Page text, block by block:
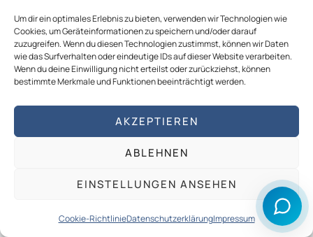
Um dir ein optimales Erlebnis zu bieten, verwenden wir Technologien wie
Cookies, um Geräteinformationen zu speichern und/oder darauf
zuzugreifen. Wenn du diesen Technologien zustimmst, können wir Daten
wie das Surfverhalten oder eindeutige IDs auf dieser Website verarbeiten.
Wenn du deine Einwilligung nicht erteilst oder zurückziehst, können
bestimmte Merkmale und Funktionen beeinträchtigt werden.
AKZEPTIEREN
ABLEHNEN
EINSTELLUNGEN ANSEHEN
Cookie-RichtlinieDatenschutzerklärungImpressum
19 / 16°C
Wind:27 km/h · Böen 43